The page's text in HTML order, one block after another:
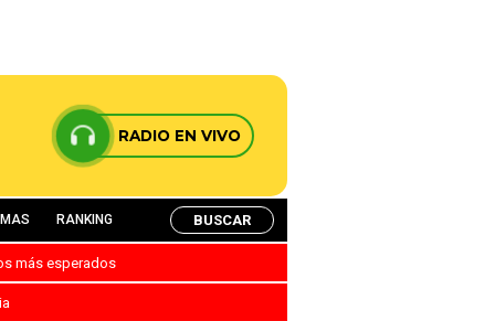
RADIO EN VIVO
RANKING BUSCAR
más esperados